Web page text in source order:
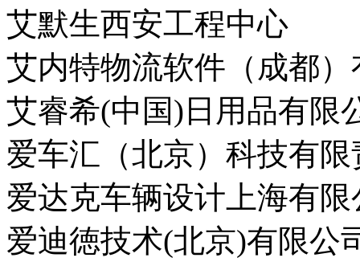
艾默生西安工程中心
艾内特物流软件（成都
艾睿希(中国)日用品有限
爱车汇（北京）科技有
爱达克车辆设计上海有限
爱迪徳技术(北京)有限公